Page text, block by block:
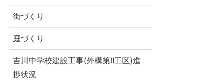
街づくり
庭づくり
吉川中学校建設工事(外構第Ⅱ工区)進
捗状況